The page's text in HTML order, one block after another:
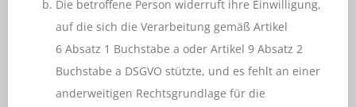
Die betroffene Person widerruft ihre Einwilligung,
auf die sich die Verarbeitung gemäß Artikel
6 Absatz 1 Buchstabe a oder Artikel 9 Absatz 2
Buchstabe a DSGVO stützte, und es fehlt an einer
anderweitigen Rechtsgrundlage für die